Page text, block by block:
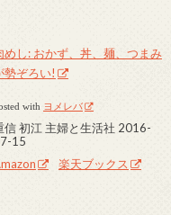
めし: おかず、丼、麺、つまみ
勢ぞろい!
with ヨメレバ
信 初江 主婦と生活社 2016-
15
楽天ブックス